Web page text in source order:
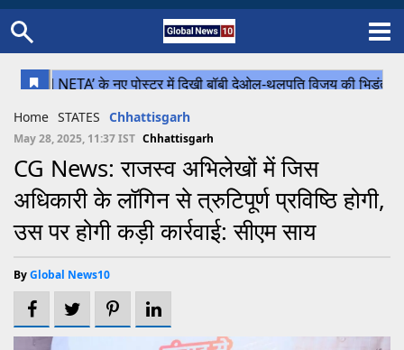
Uttar Pradesh
Chhattisgarh
Bihar
Uttrakhand
Cricket
Football
Home STATES Chhattisgarh
May 28, 2025, 11:37 IST Chhattisgarh
CG News: राजस्व अभिलेखों में जिस
अधिकारी के लॉगिन से त्रुटिपूर्ण प्रविष्ठि होगी,
उस पर होगी कड़ी कार्रवाई: सीएम साय
ByGlobal News10